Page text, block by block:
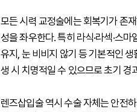
모든 시력 교정술에는 회복기가 존
성을 좌우한다. 특히 라식·라섹·스
유지, 눈 비비지 않기 등 기본적인
생 시 치명적일 수 있으므로 초기 경
렌즈삽입술 역시 수술 자체는 안전